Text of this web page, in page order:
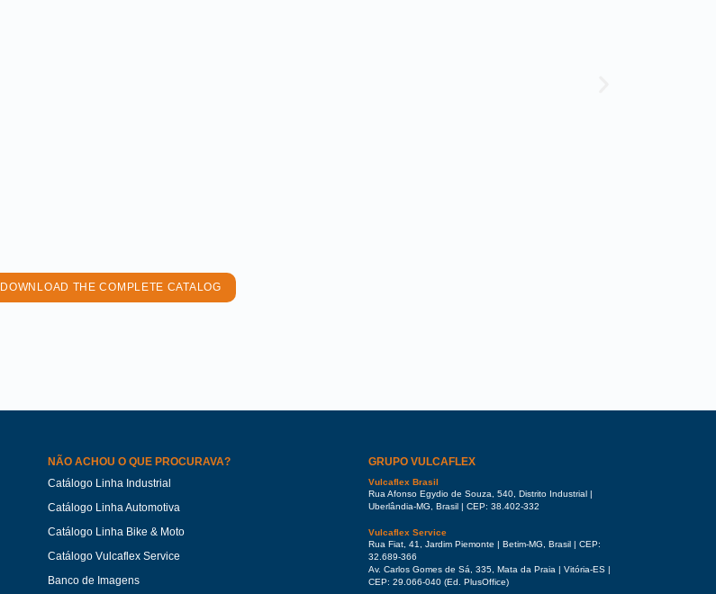
DOWNLOAD THE COMPLETE CATALOG
NÃO ACHOU O QUE PROCURAVA?
Catálogo Linha Industrial
Catálogo Linha Automotiva
Catálogo Linha Bike & Moto
Catálogo Vulcaflex Service
Banco de Imagens
GRUPO VULCAFLEX
Vulcaflex Brasil
Rua Afonso Egydio de Souza, 540, Distrito Industrial |
Uberlândia-MG, Brasil | CEP: 38.402-332
Vulcaflex Service
Rua Fiat, 41, Jardim Piemonte | Betim-MG, Brasil | CEP:
32.689-366
Av. Carlos Gomes de Sá, 335, Mata da Praia | Vitória-ES |
CEP: 29.066-040 (Ed. PlusOffice)